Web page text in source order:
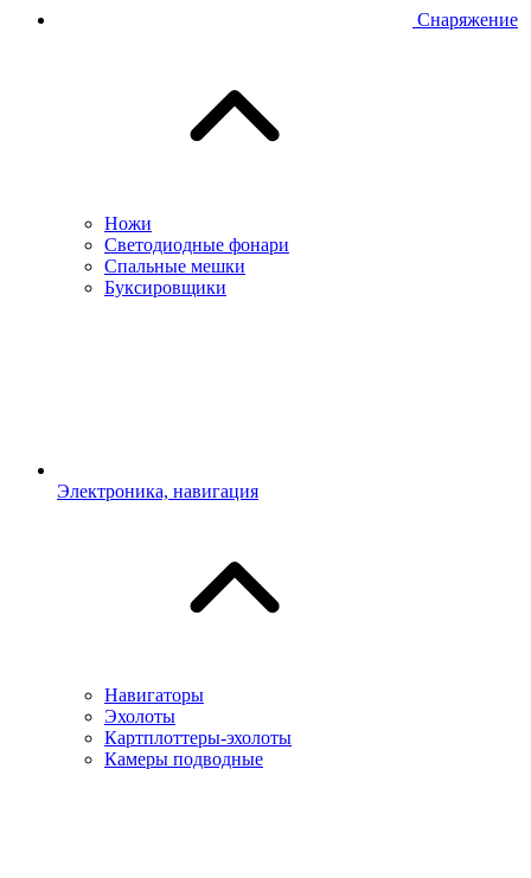
Снаряжение
Ножи
Светодиодные фонари
Спальные мешки
Буксировщики
Электроника, навигация
Навигаторы
Эхолоты
Картплоттеры-эхолоты
Камеры подводные